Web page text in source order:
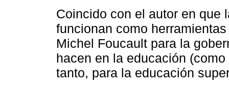
Coincido con el autor en
funcionan como
Michel Foucault para la
hacen en la educación
tanto, para la educación